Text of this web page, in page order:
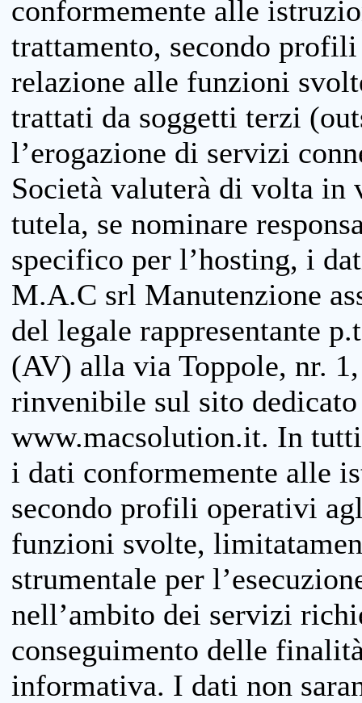
conformemente alle
trattamento, secondo
relazione alle funzioni
trattati da soggetti terzi
l’erogazione di servizi
Società valuterà di volta in
tutela, se nominare
specifico per l’hosting, i
M.A.C srl Manutenzione
del legale rappresentante
(AV) alla via Toppole, nr.
rinvenibile sul sito
www.macsolution.it. In
i dati conformemente alle
secondo profili operativi
funzioni svolte,
strumentale per
nell’ambito dei servizi
conseguimento delle
informativa. I dati non